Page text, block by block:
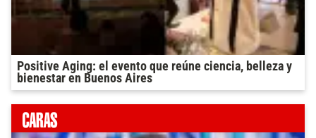
Positive Aging: el evento que reúne ciencia, belleza y
bienestar en Buenos Aires